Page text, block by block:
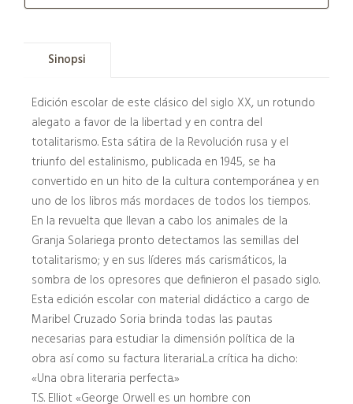
Sinopsi
Edición escolar de este clásico del siglo XX, un rotundo
alegato a favor de la libertad y en contra del
totalitarismo. Esta sátira de la Revolución rusa y el
triunfo del estalinismo, publicada en 1945, se ha
convertido en un hito de la cultura contemporánea y en
uno de los libros más mordaces de todos los tiempos.
En la revuelta que llevan a cabo los animales de la
Granja Solariega pronto detectamos las semillas del
totalitarismo; y en sus líderes más carismáticos, la
sombra de los opresores que definieron el pasado siglo.
Esta edición escolar con material didáctico a cargo de
Maribel Cruzado Soria brinda todas las pautas
necesarias para estudiar la dimensión política de la
obra así como su factura literaria.La crítica ha dicho:
«Una obra literaria perfecta.»
T.S. Elliot «George Orwell es un hombre con